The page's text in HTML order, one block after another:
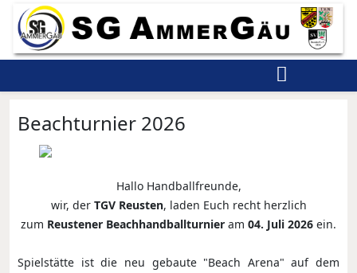
Beachturnier 2026
Hallo Handballfreunde,
wir, der TGV Reusten, laden Euch recht herzlich
zum Reustener Beachhandballturnier am 04. Juli 2026 ein.
Spielstätte ist die neu gebaute "Beach Arena" auf dem